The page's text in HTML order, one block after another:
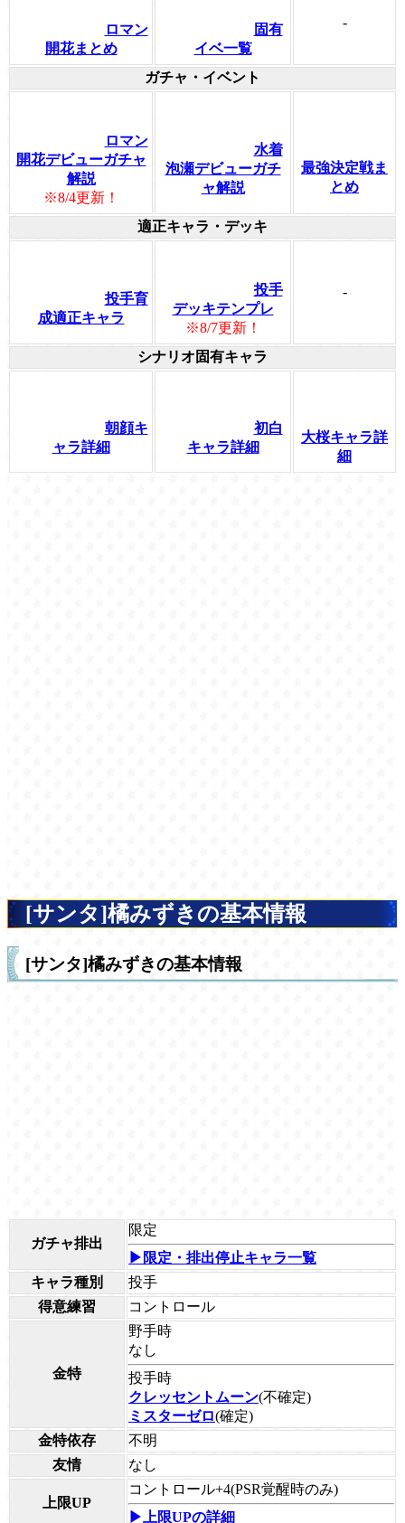
ロマン
開花まとめ
固有
イベ一覧
-
ガチャ・イベント
ロマン
開花デビューガチャ
解説
※8/4更新！
水着
泡瀬デビューガチ
ャ解説
最強決定戦ま
とめ
適正キャラ・デッキ
投手育
成適正キャラ
投手
デッキテンプレ
※8/7更新！
-
シナリオ固有キャラ
朝顔キ
ャラ詳細
初白
キャラ詳細
大桜キャラ詳
細
[サンタ]橘みずきの基本情報
[サンタ]橘みずきの基本情報
ガチャ排出
限定
▶限定・排出停止キャラ一覧
キャラ種別
投手
得意練習
コントロール
金特
野手時
なし
投手時
クレッセントムーン(不確定)
ミスターゼロ(確定)
金特依存
不明
友情
なし
上限UP
コントロール+4(PSR覚醒時のみ)
▶上限UPの詳細